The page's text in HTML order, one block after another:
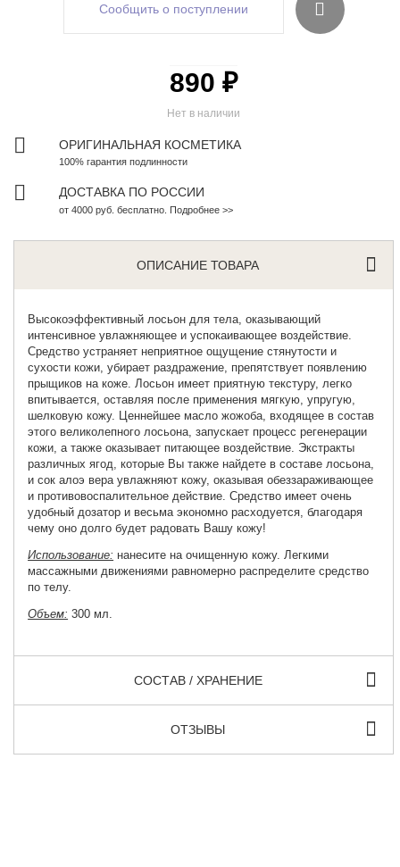
Сообщить о поступлении
Нет в наличии
890 ₽
ОРИГИНАЛЬНАЯ КОСМЕТИКА
100% гарантия подлинности
ДОСТАВКА ПО РОССИИ
от 4000 руб. бесплатно. Подробнее >>
ОПИСАНИЕ ТОВАРА
Высокоэффективный лосьон для тела , оказывающий
интенсивное увлажняющее и успокаивающее воздействие.
Средство устраняет неприятное ощущение стянутости и
сухости кожи, убирает раздражение, препятствует появлению
прыщиков на коже. Лосьон имеет приятную текстуру, легко
впитывается, оставляя после применения мягкую, упругую,
шелковую кожу. Ценнейшее масло жожоба, входящее в состав
этого великолепного лосьона, запускает процесс регенерации
кожи, а также оказывает питающее воздействие. Экстракты
различных ягод, которые Вы также найдете в составе лосьона,
и сок алоэ вера увлажняют кожу, оказывая обеззараживающее
и противовоспалительное действие. Средство имеет очень
удобный дозатор и весьма экономно расходуется, благодаря
чему оно долго будет радовать Вашу кожу!
Использование: нанесите на очищенную кожу. Легкими
массажными движениями равномерно распределите средство
по телу.
Объем: 300 мл.
СОСТАВ / ХРАНЕНИЕ
ОТЗЫВЫ